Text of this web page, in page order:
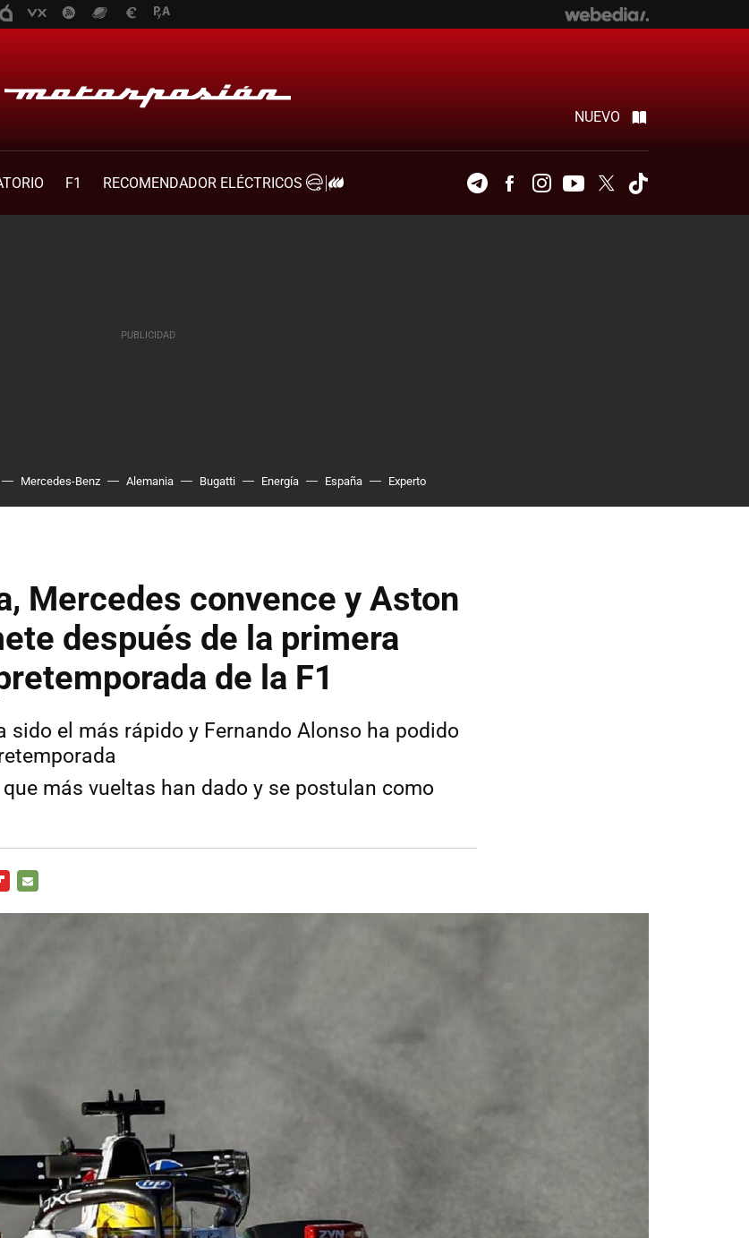
NUEVO
F1
RECOMENDADOR ELÉCTRICOS
TelegramFacebookInstagramYoutubeTwitter
Mercedes-Benz Alemania Bugatti Energía España Experto
Mercedes convence y Aston
después de la primera
de la F1
sido el más rápido y Fernando Alonso ha podido
más vueltas han dado y se postulan como